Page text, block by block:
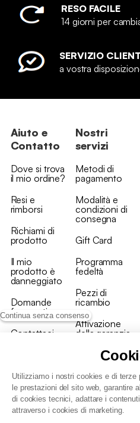
Continua senza consenso
Utilizziamo i nostri cookies e di terze
le prestazioni del sito web, garantire
di cookies tecnici, adattare i
attraverso i cookies di marketing.
RESO FACILE
14 giorni per
SERVIZIO
a vostra
Aiuto e
Contatto
Dove si trova
il mio ordine?
Resi e
rimborsi
Richiami di
prodotto
Il mio
prodotto è
danneggiato
Domande
frequenti
Contattaci
Nostri
servizi
Metodi di
pagamento
Modalità e
condizioni di
consegna
Gift Card
Programma
fedeltà
Pezzi di
ricambio
Attivazione
della garanzia
Condizioni